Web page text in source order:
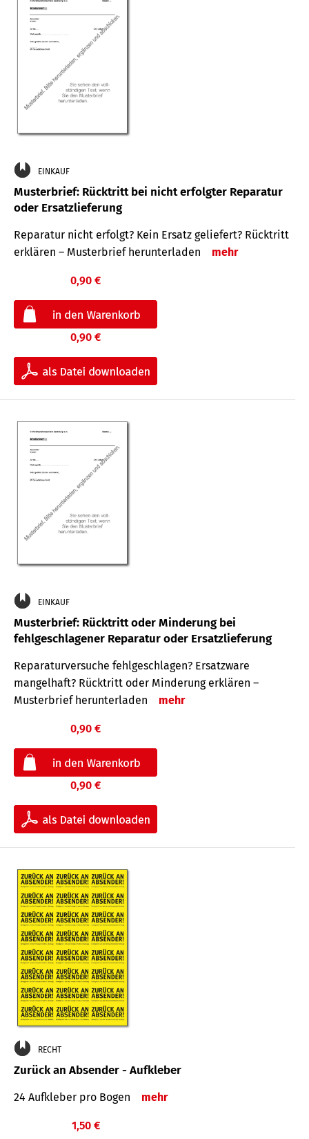
EINKAUF
Musterbrief: Rücktritt bei nicht erfolgter Reparatur
oder Ersatzlieferung
Reparatur nicht erfolgt? Kein Ersatz geliefert? Rücktritt
erklären – Musterbrief herunterladen
mehr
0,90 €
0,90 €
EINKAUF
Musterbrief: Rücktritt oder Minderung bei
fehlgeschlagener Reparatur oder Ersatzlieferung
Reparaturversuche fehlgeschlagen? Ersatzware
mangelhaft? Rücktritt oder Minderung erklären –
Musterbrief herunterladen
mehr
0,90 €
0,90 €
RECHT
Zurück an Absender - Aufkleber
24 Aufkleber pro Bogen mehr
1,50 €